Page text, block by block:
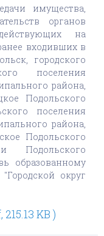
имущества,
органов
на
входивших в
городского
поселения
района,
Подольского
поселения
района,
Подольского
Подольского
образованному
округ
KB )